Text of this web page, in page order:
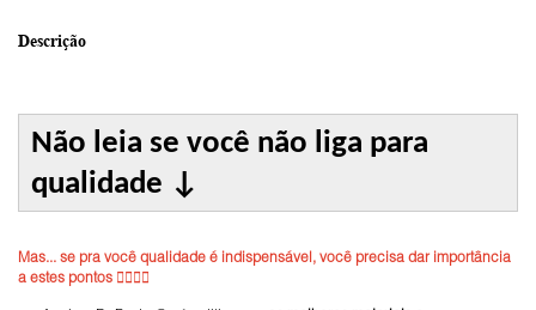
Descrição
Não leia se você não liga para
qualidade ↓
Mas... se pra você qualidade é indispensável, você precisa dar importância
a estes pontos 👇🏼👇🏼